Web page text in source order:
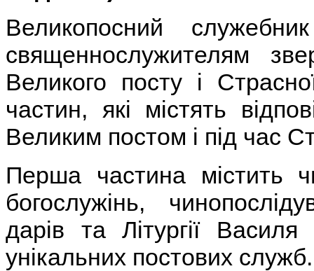
Великопосний с
священнослужителям
Великого посту і
частин, які містять
Великим постом і під час
Перша частина містить
богослужінь,
дарів та Літургії
унікальних постових служб.